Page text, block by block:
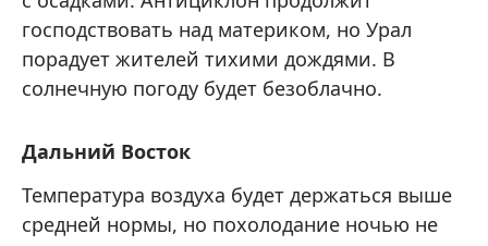
господствовать над материком, но Урал
порадует жителей тихими дождями. В
солнечную погоду будет безоблачно.
Дальний Восток
Температура воздуха будет держаться выше
средней нормы, но похолодание ночью не